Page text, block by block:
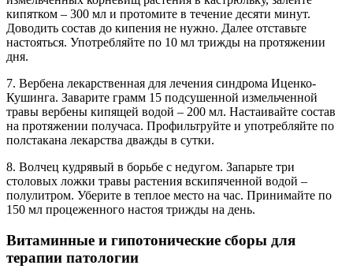
кипятком – 300 мл и протомите в течение десяти минут.
Доводить состав до кипения не нужно. Далее отставьте
настояться. Употребляйте по 10 мл трижды на протяжении
дня.
7. Вербена лекарственная для лечения синдрома Иценко-
Кушинга. Заварите грамм 15 подсушенной измельченной
травы вербены кипящей водой – 200 мл. Настаивайте состав
на протяжении получаса. Профильтруйте и употребляйте по
полстакана лекарства дважды в сутки.
8. Волчец кудрявый в борьбе с недугом. Запарьте три
столовых ложки травы растения вскипяченной водой –
полулитром. Уберите в теплое место на час. Принимайте по
150 мл процеженного настоя трижды на день.
Витаминные и гипотонические сборы для
терапии патологии